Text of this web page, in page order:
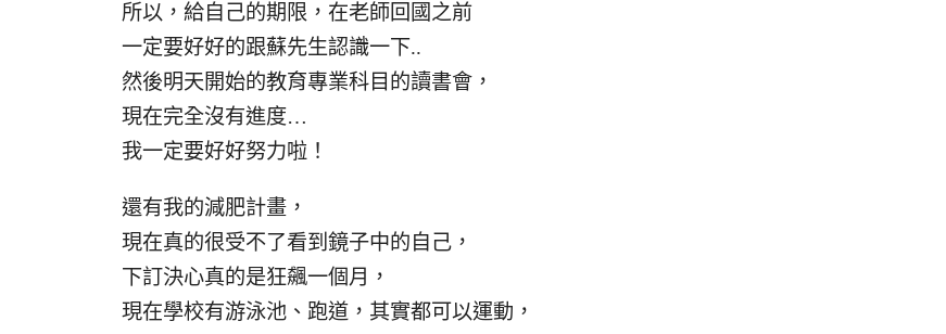
所以，給自己的期限，在老師回國之前
一定要好好的跟蘇先生認識一下..
然後明天開始的教育專業科目的讀書會，
現在完全沒有進度…
我一定要好好努力啦！
還有我的減肥計畫，
現在真的很受不了看到鏡子中的自己，
下訂決心真的是狂飆一個月，
現在學校有游泳池、跑道，其實都可以運動，